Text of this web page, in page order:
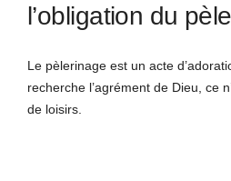
m
l’obligation du
Le pèlerinage est un acte
recherche l’agrément de Dieu, ce
de loisirs.